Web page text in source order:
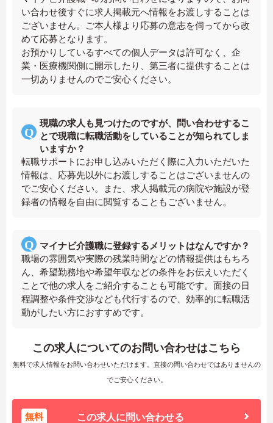
い合わせ後すぐに求人掲載元へ情報をお渡しすることは
ございません。ご本人様より応募の意志を伺ってから改
めて応募となります。
お預かりしているすべての個人データは許可なく、企
業・医療機関側に開示したり、第三者に提供することは
一切ありませんのでご安心ください。
現職の求人も見つけたのですが、問い合わせするこ
とで現職に転職活動をしていることが知られてしま
いますか？
転職サポートにお申し込みいただく際に入力いただいた
情報は、応募先以外にお渡しすることはございませんの
でご安心ください。また、求人掲載元の病院や施設が登
録者の情報を自由に閲覧することもございません。
マイナビ介護職に登録するメリットはなんですか？
職場の雰囲気や実際の残業時間などの情報提供はもちろ
ん、希望勤務地や希望年収などの条件をお伝えいただく
ことで他の求人をご紹介することも可能です。面接の日
程調整や条件交渉なども代行するので、効率的に転職活
動がしたい方におすすめです。
この求人についてのお問い合わせはこちら
無料で求人情報をお問い合わせいただけます。直接の問い合わせではありませんの
でご安心ください。
無料 この求人に問い合わせる